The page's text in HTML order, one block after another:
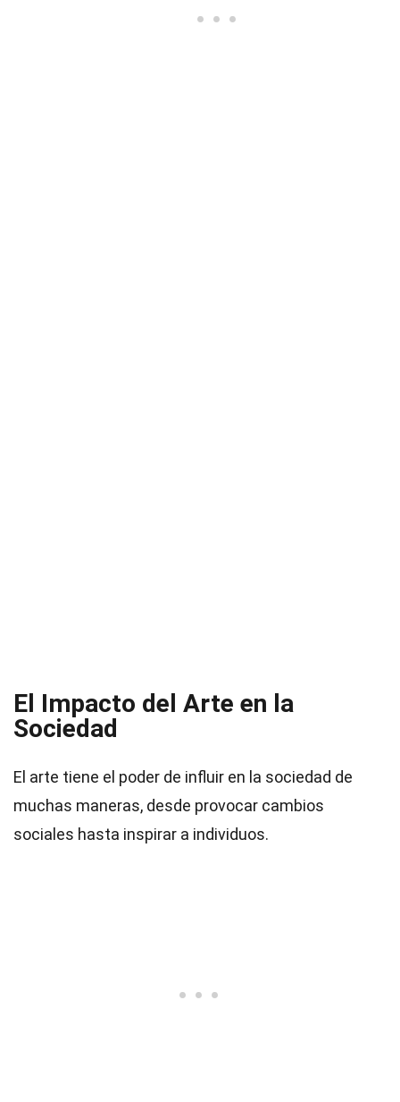
El Impacto del Arte en la
Sociedad
El arte tiene el poder de influir en la sociedad de
muchas maneras, desde provocar cambios
sociales hasta inspirar a individuos.